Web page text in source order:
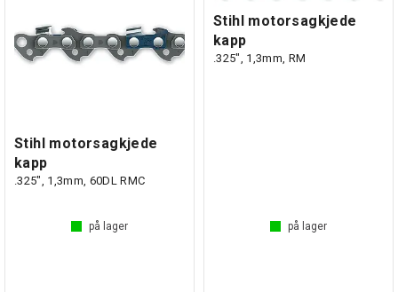
Stihl motorsagkjede
kapp
.325", 1,3mm, 60DL RMC
på lager
Stihl motorsagkjede
kapp
.325", 1,3mm, RM
på lager